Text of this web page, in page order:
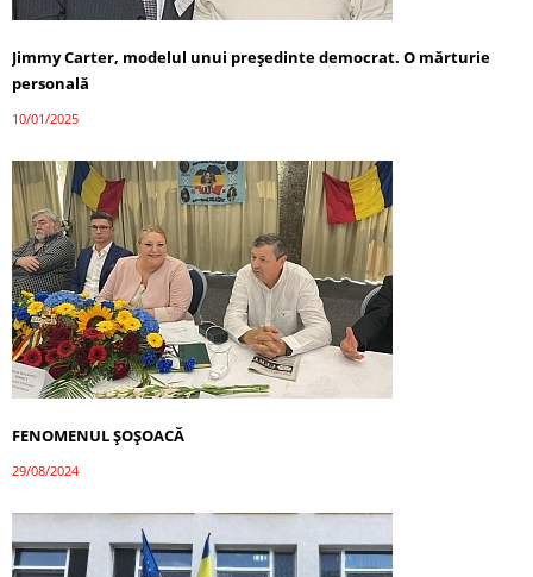
Jimmy Carter, modelul unui președinte democrat. O mărturie
personală
10/01/2025
FENOMENUL ȘOȘOACĂ
29/08/2024